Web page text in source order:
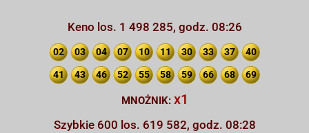
Keno los. 1 498 285, godz. 08:26
02 03 04 07 10 11 30 33 37 40
41 43 46 52 55 58 59 66 68 69
MNOŻNIK: x1
Szybkie 600 los. 619 582, godz. 08:28